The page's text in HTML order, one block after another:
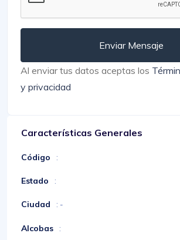
Enviar Mensaje
Al enviar tus datos aceptas los
y privacidad
Características Generales
Código :
Estado :
Ciudad : -
Alcobas :